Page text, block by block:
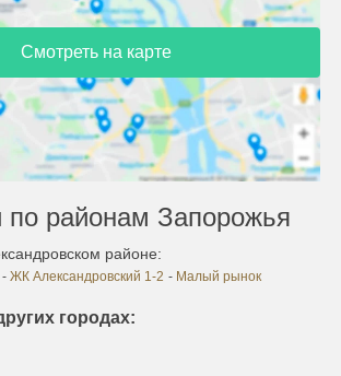
Смотреть на карте
по районам Запорожья
районе:
- ЖК Александровский 1-2 - Малый рынок
городах: